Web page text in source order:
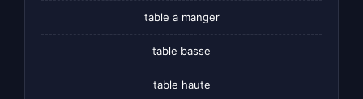
table a manger
table basse
table haute